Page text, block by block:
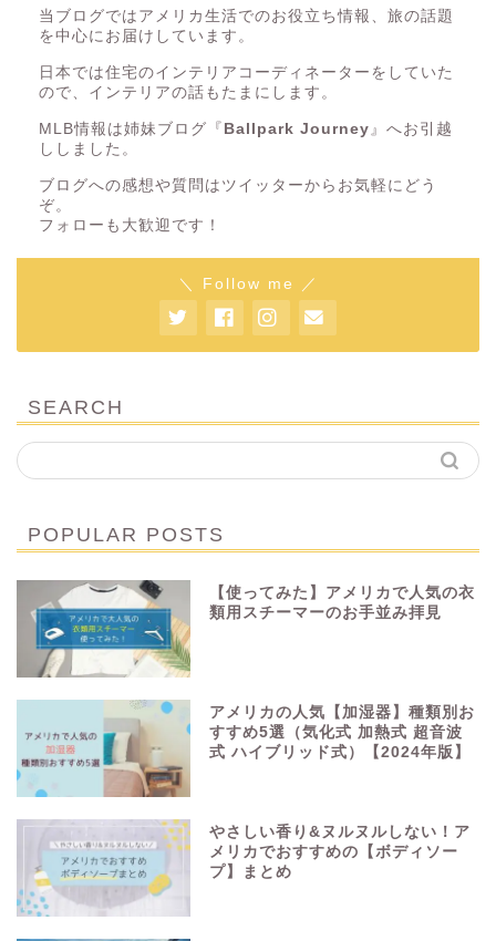
当ブログではアメリカ生活でのお役立ち情報、旅の話題
を中心にお届けしています。
日本では住宅のインテリアコーディネーターをしていた
ので、インテリアの話もたまにします。
MLB情報は姉妹ブログ『 Ballpark Journey 』へお引越
ししました。
ブログへの感想や質問はツイッターからお気軽にどう
ぞ。
フォローも大歓迎です！
＼ Follow me ／
SEARCH
POPULAR POSTS
【使ってみた】アメリカで人気の衣
類用スチーマーのお手並み拝見
アメリカの人気【加湿器】種類別お
すすめ5選（気化式 加熱式 超音波
式 ハイブリッド式）【2024年版】
やさしい香り&ヌルヌルしない！ア
メリカでおすすめの【ボディソー
プ】まとめ